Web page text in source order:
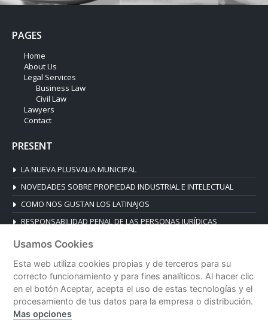
PAGES
Home
About Us
Legal Services
Business Law
Civil Law
Lawyers
Contact
PRESENT
LA NUEVA PLUSVALIA MUNICIPAL
NOVEDADES SOBRE PROPIEDAD INDUSTRIAL E INTELECTUAL
COMO NOS GUSTAN LOS LATINAJOS
RESPONSABILIDAD PENAL DE LAS PERSONAS JURÍDICAS
CONTACT
Plaza de la Reina 19, Esc. B, 1º B
46003 Valencia, Spain
Tel. +34 96 392 14 03
despacho@blanesabogados.com
Usamos Cookies
Esta web utiliza cookies propias y de terceros para su
correcto funcionamiento y para fines analíticos. Al hacer clic
en el botón Aceptar, acepta el uso de estas tecnologías y el
procesamiento de tus datos para la empresa o distribución.
Mas opciones